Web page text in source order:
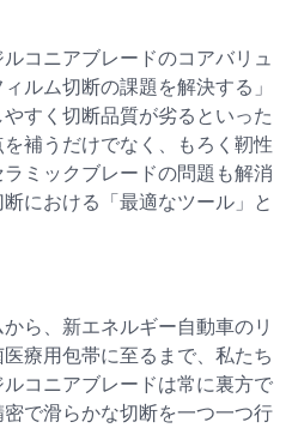
コニアブレードのコアバリュ
ルム切断の課題を解決する」
すく切断品質が劣るといった
補うだけでなく、もろく靭性
ミックブレードの問題も解消
における「最適なツール」と
ら、新エネルギー自動車のリ
療用包帯に至るまで、私たち
コニアブレードは常に裏方で
で滑らかな切断を一つ一つ行